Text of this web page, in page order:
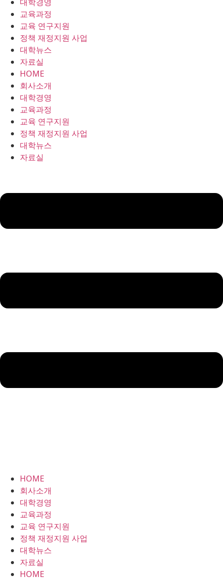
교육과정
교육 연구지원
정책 재정지원 사업
대학뉴스
자료실
HOME
회사소개
대학경영
교육과정
교육 연구지원
정책 재정지원 사업
대학뉴스
자료실
HOME
회사소개
대학경영
교육과정
교육 연구지원
정책 재정지원 사업
대학뉴스
자료실
HOME